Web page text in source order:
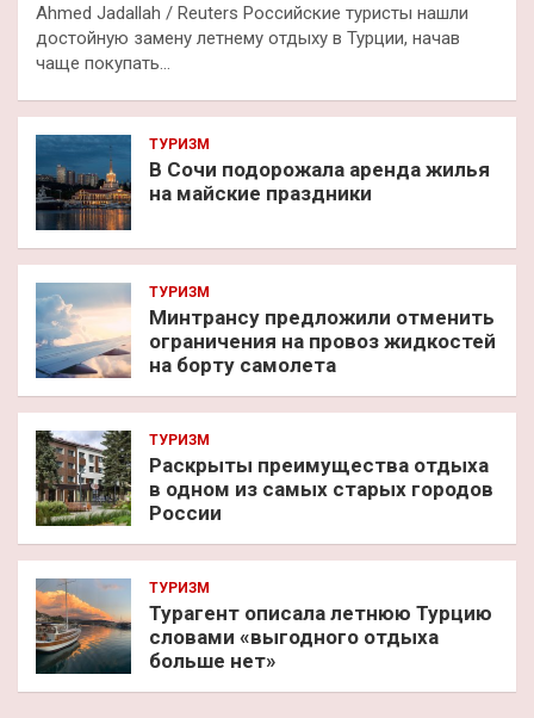
Ahmed Jadallah / Reuters Российские туристы нашли
достойную замену летнему отдыху в Турции, начав
чаще покупать…
ТУРИЗМ
В Сочи подорожала аренда жилья
на майские праздники
ТУРИЗМ
Минтрансу предложили отменить
ограничения на провоз жидкостей
на борту самолета
ТУРИЗМ
Раскрыты преимущества отдыха
в одном из самых старых городов
России
ТУРИЗМ
Турагент описала летнюю Турцию
словами «выгодного отдыха
больше нет»